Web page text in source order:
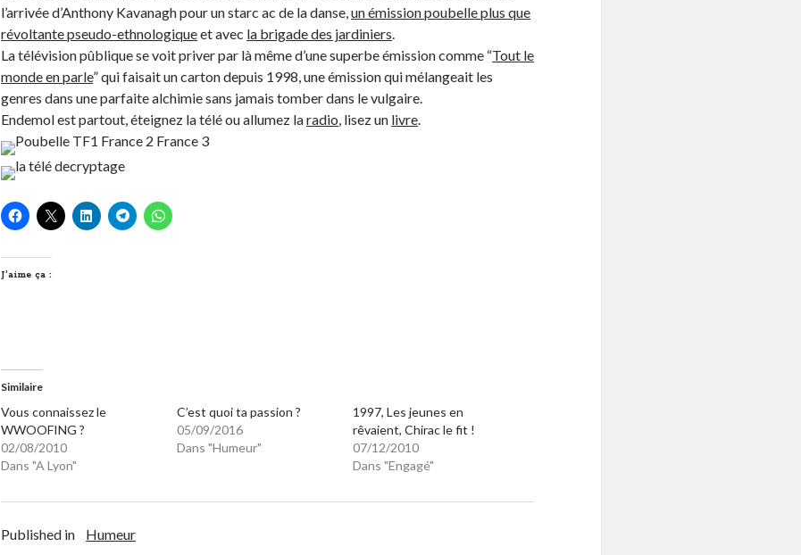
l’arrivée d’Anthony Kavanagh pour un starc ac de la danse,un émission poubelle plus que
révoltante pseudo-ethnologiqueet avec la brigade des jardiniers.
La télévision pûblique se voit priver par là même d’une superbe émission comme “Tout le
monde en parle” qui faisait un carton depuis 1998, une émission qui mélangeait les
genres dans une parfaite alchimie sans jamais tomber dans le vulgaire.
Endemol est partout, éteignez la télé ou allumez laradio, lisez un livre.
J’aime ça :
Similaire
Vous connaissez le
WWOOFING ?
02/08/2010
Dans "A Lyon"
C’est quoi ta passion ?
05/09/2016
Dans "Humeur"
1997, Les jeunes en
rêvaient, Chirac le fit !
07/12/2010
Dans "Engagé"
Published in Humeur